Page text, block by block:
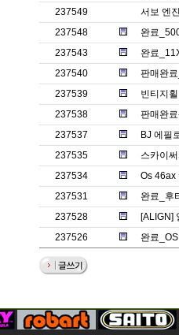
237549
서보 엔
237548
완료
237543
완료
237540
판매완
237539
빈티지
237538
판매완
237537
BJ 에필
237535
스카이
237534
Os 46ax
237531
완료_후
237528
[ALIGN]
237526
완료